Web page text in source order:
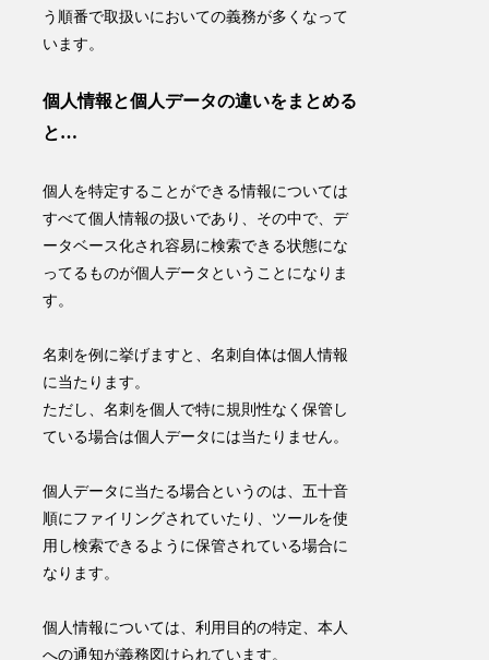
う順番で取扱いにおいての義務が多くなって
います。
個人情報と個人データの違いをまとめる
と…
個人を特定することができる情報については
すべて個人情報の扱いであり、その中で、デ
ータベース化され容易に検索できる状態にな
ってるものが個人データ ということになりま
す。
名刺を例に挙げますと、名刺自体は個人情報
に当たります。
ただし、名刺を個人で特に規則性なく保管し
ている場合は個人データには当たりません。
個人データに当たる場合というのは、五十音
順にファイリングされていたり、ツールを使
用し検索できるように保管されている場合に
なります。
個人情報については、利用目的の特定、本人
への通知が義務図けられています。